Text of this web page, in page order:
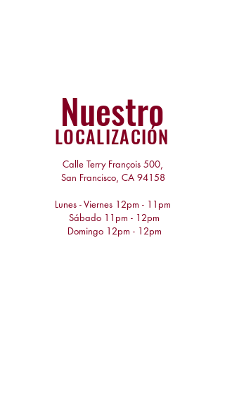
Nuestro
LOCALIZACIÓN
Calle Terry François 500,
San Francisco, CA 94158
Lunes - Viernes 12pm - 11pm
​​ Sábado 11pm - 12pm
​ Domingo 12pm - 12pm